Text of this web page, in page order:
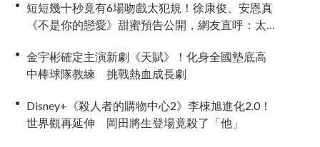
短短幾十秒竟有6場吻戲太犯規！徐康俊、安恩真
《不是你的戀愛》甜蜜預告公開，網友直呼：太
金宇彬確定主演新劇《天賦》！化身全國墊底高
中棒球隊教練 挑戰熱血成長劇
Disney+《殺人者的購物中心2》李棟旭進化2.0！
世界觀再延伸 岡田將生登場竟殺了「他」